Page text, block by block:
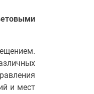
и мест